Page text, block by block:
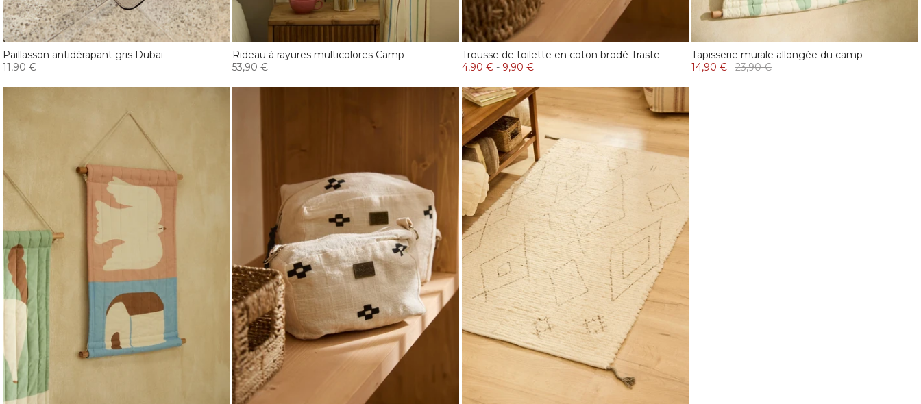
Paillasson antidérapant gris Dubai
11,90 €
Rideau à rayures multicolores Camp
53,90 €
Trousse de toilette en coton brodé Traste
4,90 € - 9,90 €
Tapisserie murale allongée du camp
14,90 €
23,90 €